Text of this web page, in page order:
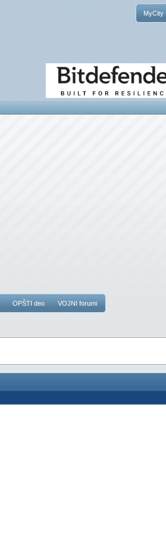
MyCity
OPŠTI deo VOJNI forumi